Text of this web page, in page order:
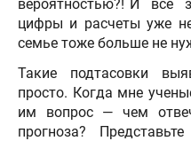
вероятностью?! И все
цифры и расчеты уже
семье тоже больше не
Такие подтасовки
просто. Когда мне
им вопрос — чем
прогноза?